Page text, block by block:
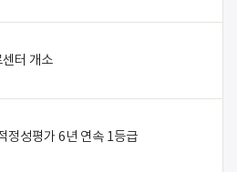
터 개소
정성평가 6년 연속 1등급